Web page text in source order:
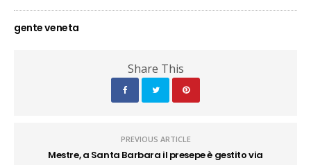
gente veneta
Share This
PREVIOUS ARTICLE
Mestre, a Santa Barbara il presepe è gestito via